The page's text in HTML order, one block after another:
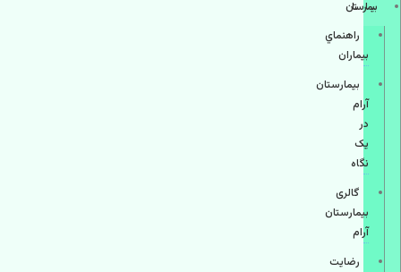
بيمارستان
راهنماي
بیماران
بیمارستان
آرام
در
یک
نگاه
گالری
بیمارستان
آرام
رضایت